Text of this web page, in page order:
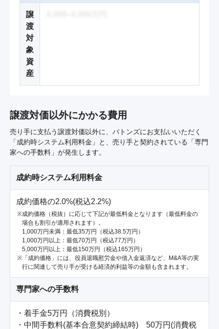
譲
渡
対
象
資
産
譲渡対価以外にかかる費用
売り手に支払う譲渡対価以外に、バトンズにお支払いいただく
「成約時システム利用料金」と、売り手と契約されている「専門
家への手数料」が発生します。
成約時システム利用料金
成約価格の2.0%(税込2.2%)
成約価格（税抜）に応じて下記が最低料金となります（最低料金の
場合も割引が適用されます）。
1,000万円未満：最低35万円（税込38.5万円）
1,000万円以上：最低70万円（税込77万円）
5,000万円以上：最低150万円（税込165万円）
「成約価格」には、役員退職慰労金や借入金返済など、M&A等の実
行に関連して売り手が受ける経済的利益等の金額も含まれます。
専門家への手数料
・着手金5万円（消費税別）
・中間手数料(基本合意契約締結時)　50万円(消費税